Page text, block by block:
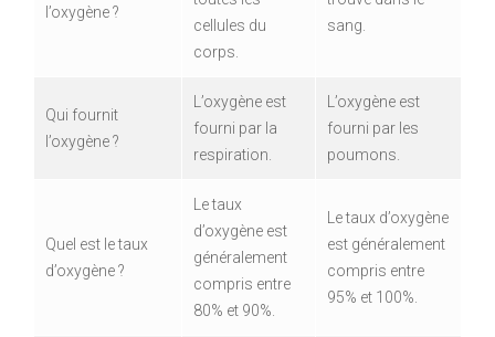
l’oxygène ?
cellules du
corps.
sang.
Qui fournit
l’oxygène ?
L’oxygène est
fourni par la
respiration.
L’oxygène est
fourni par les
poumons.
Quel est le taux
d’oxygène ?
Le taux
d’oxygène est
généralement
compris entre
80% et 90%.
Le taux d’oxygène
est généralement
compris entre
95% et 100%.